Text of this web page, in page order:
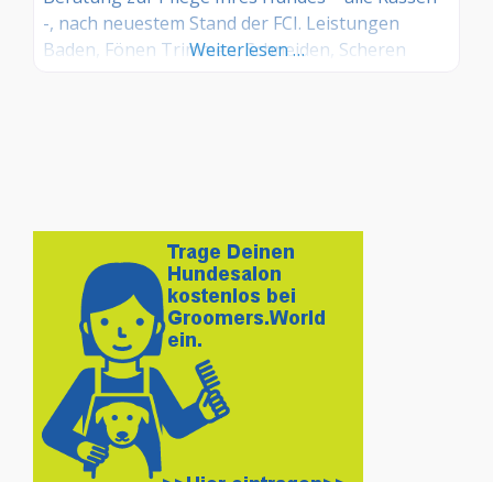
-, nach neuestem Stand der FCI. Leistungen
Baden, Fönen Trimmen, Schneiden, Scheren
Weiterlesen …